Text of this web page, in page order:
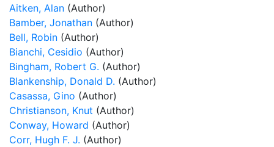
Aitken, Alan (Author)
Bamber, Jonathan (Author)
Bell, Robin (Author)
Bianchi, Cesidio (Author)
Bingham, Robert G. (Author)
Blankenship, Donald D. (Author)
Casassa, Gino (Author)
Christianson, Knut (Author)
Conway, Howard (Author)
Corr, Hugh F. J. (Author)